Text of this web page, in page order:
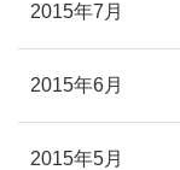
2015年7月
2015年6月
2015年5月